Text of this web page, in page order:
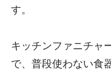
す。
キッチンファニチャ
で、普段使わない食